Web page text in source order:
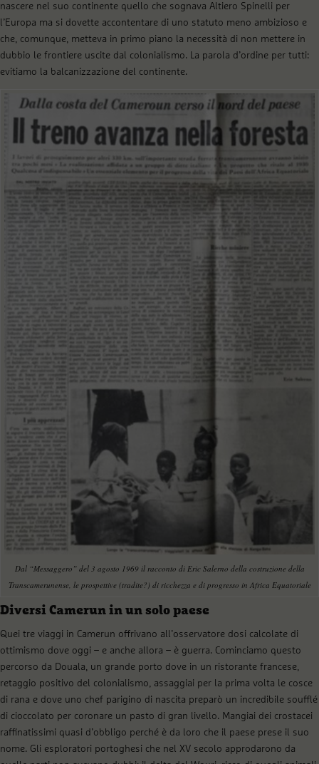
nascere nel suo continente quello che sognava Altiero Spinelli per
l’Europa ma si dovette accontentare di uno statuto meno ambizioso e
che, comunque, metteva in primo piano la necessità di non mettere in
dubbio le frontiere uscite dal colonialismo. La parola d’ordine per tutti:
evitiamo la balcanizzazione del continente.
Dal “Messaggero” del 3 agosto 1969 il racconto di Eric Salerno della costruzione della
Transcamerunense, le prospettive (tradite?) di ricchezza e di progresso in Africa Equatoriale
Diversi Camerun in un solo paese
Quei tre viaggi in Camerun offrivano all’osservatore dosi calcolate di
ottimismo dove oggi – e anche allora – è guerra. Cominciamo questo
percorso da Douala, un grande porto dove in un ristorante francese,
retaggio positivo del colonialismo, assaggiai per la prima volta le cosce
di rana e dove uno chef parigino di nascita preparò un incredibile soufflé
di cioccolato per coronare un pasto di gran livello. Mangiai dei crostacei
raffinatissimi quasi d’obbligo perché è da loro che il paese prese il suo
nome. Gli esploratori portoghesi che nel XV secolo approdarono da